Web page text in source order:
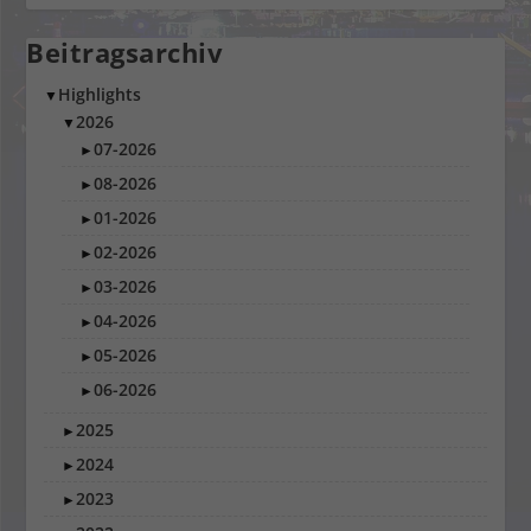
Beitragsarchiv
▼ Highlights
▼2026
►07-2026
►08-2026
►01-2026
►02-2026
►03-2026
►04-2026
►05-2026
►06-2026
►2025
►2024
►2023